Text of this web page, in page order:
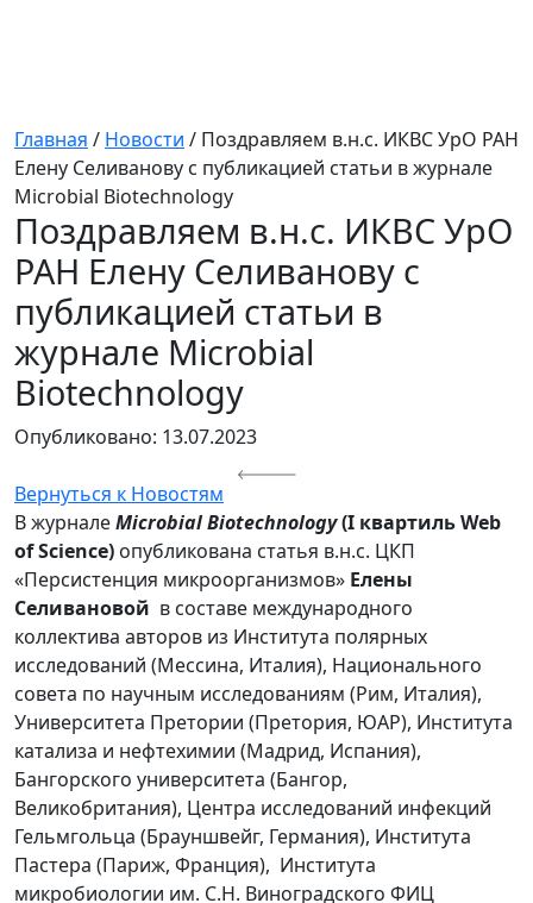
Главная / Новости / Поздравляем в.н.с. ИКВС УрО РАН
Елену Селиванову с публикацией статьи в журнале
Microbial Biotechnology
Поздравляем в.н.с. ИКВС УрО
РАН Елену Селиванову с
публикацией статьи в
журнале Microbial
Biotechnology
Опубликовано: 13.07.2023
Вернуться к Новостям
В журналеMicrobialBiotechnology(I квартильWeb
ofScience) опубликована статья в.н.с. ЦКП
«Персистенция микроорганизмов» Елены
Селивановой в составе международного
коллектива авторов из Института полярных
исследований (Мессина, Италия), Национального
совета по научным исследованиям (Рим, Италия),
Университета Претории (Претория, ЮАР), Института
катализа и нефтехимии (Мадрид, Испания),
Бангорского университета (Бангор,
Великобритания), Центра исследований инфекций
Гельмгольца (Брауншвейг, Германия), Института
Пастера (Париж, Франция), Института
микробиологии им. С.Н. Виноградского ФИЦ